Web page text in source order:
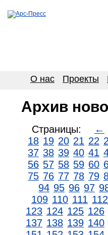
О нас Проекты
Архив
Страницы: ←
18 19 20 21 22
37 38 39 40 41
56 57 58 59 60
75 76 77 78 79
94 95 96 97
109 110 111 112
123 124 125 126
137 138 139 140